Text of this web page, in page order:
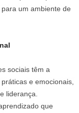
um ambiente de
sociais têm a
e emocionais,
liderança.
que